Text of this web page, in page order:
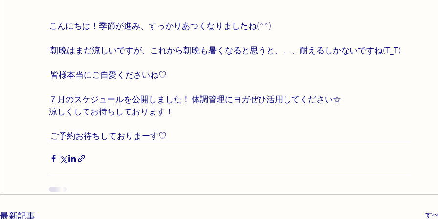
こんにちは！季節が進み、すっかりあつくなりましたね(^^)
朝晩はまだ涼しいですが、これから朝晩も暑くなると思うと、、、耐えるしかないですね(T_T)
皆様本当にご自愛くださいね♡
７月のスケジュールを公開しました！ 体調管理にヨガぜひ活用してください☆
涼しくしてお待ちしております！
ご予約お待ちしておりまーす♡
最新記事 す